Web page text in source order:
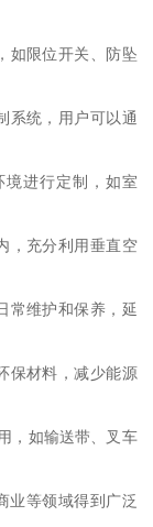
如限位开关、防坠
系统，用户可以通
进行定制，如室
，充分利用垂直空
常维护和保养，延
保材料，减少能源
，如输送带、叉车
业等领域得到广泛